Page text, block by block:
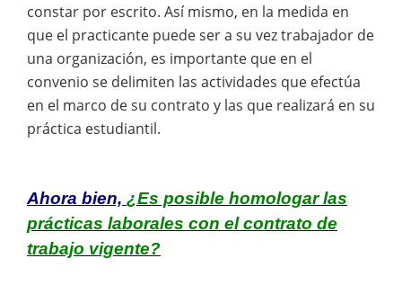
constar por escrito. Así mismo, en la medida en
que el practicante puede ser a su vez trabajador de
una organización, es importante que en el
convenio se delimiten las actividades que efectúa
en el marco de su contrato y las que realizará en su
práctica estudiantil.
Ahora bien, ¿Es posible homologar las
prácticas laborales con el contrato de
trabajo vigente?